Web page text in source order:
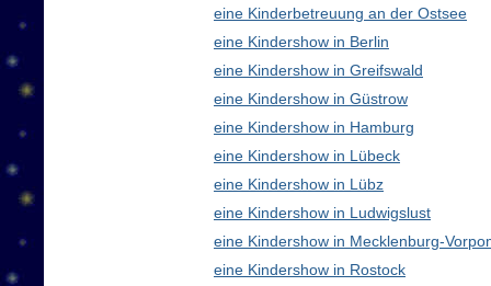
eine Kinderbetreuung an der Ostsee
eine Kindershow in Berlin
eine Kindershow in Greifswald
eine Kindershow in Güstrow
eine Kindershow in Hamburg
eine Kindershow in Lübeck
eine Kindershow in Lübz
eine Kindershow in Ludwigslust
eine Kindershow in Mecklenburg-
eine Kindershow in Rostock